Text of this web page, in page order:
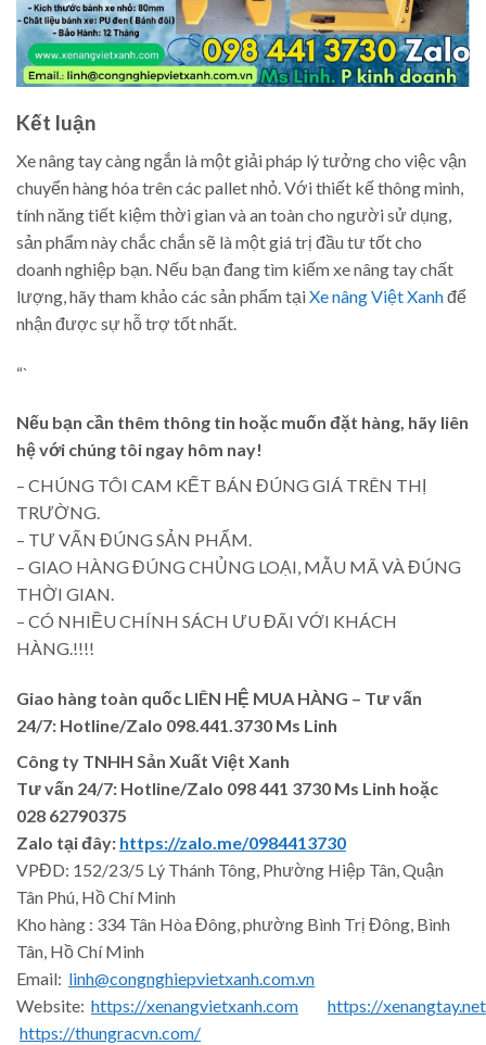
Kết luận
Xe nâng tay càng ngắn là một giải pháp lý tưởng cho việc vận
chuyển hàng hóa trên các pallet nhỏ. Với thiết kế thông minh,
tính năng tiết kiệm thời gian và an toàn cho người sử dụng,
sản phẩm này chắc chắn sẽ là một giá trị đầu tư tốt cho
doanh nghiệp bạn. Nếu bạn đang tìm kiếm xe nâng tay chất
lượng, hãy tham khảo các sản phẩm tạiXe nâng Việt Xanhđể
nhận được sự hỗ trợ tốt nhất.
“`
Nếu bạn cần thêm thông tin hoặc muốn đặt hàng, hãy liên
hệ với chúng tôi ngay hôm nay!
– CHÚNG TÔI CAM KẾT BÁN ĐÚNG GIÁ TRÊN THỊ
TRƯỜNG.
– TƯ VẤN ĐÚNG SẢN PHẨM.
– GIAO HÀNG ĐÚNG CHỦNG LOẠI, MẪU MÃ VÀ ĐÚNG
THỜI GIAN.
– CÓ NHIỀU CHÍNH SÁCH ƯU ĐÃI VỚI KHÁCH
HÀNG.!!!!
Giao hàng toàn quốc LIÊN HỆ MUA HÀNG – Tư vấn
24/7: Hotline/Zalo 098.441.3730 Ms Linh
Công ty TNHH Sản Xuất Việt Xanh
Tư vấn 24/7: Hotline/Zalo 098 441 3730 Ms Linh hoặc
028 62790375
Zalo tại đây: https://zalo.me/0984413730
VPĐD: 152/23/5 Lý Thánh Tông, Phường Hiệp Tân, Quận
Tân Phú, Hồ Chí Minh
Kho hàng : 334 Tân Hòa Đông, phường Bình Trị Đông, Bình
Tân, Hồ Chí Minh
Email: linh@congnghiepvietxanh.com.vn
Website: https://xenangvietxanh.com
https://xenangtay.net
https://thungracvn.com/